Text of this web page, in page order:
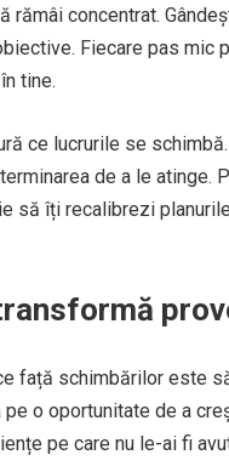
concentrat.
Fiecare pas
tine.
ce lucrurile se
de a le atinge.
să îți recalibrezi
față schimbărilor este
o oportunitate de a
pe care nu le-ai fi